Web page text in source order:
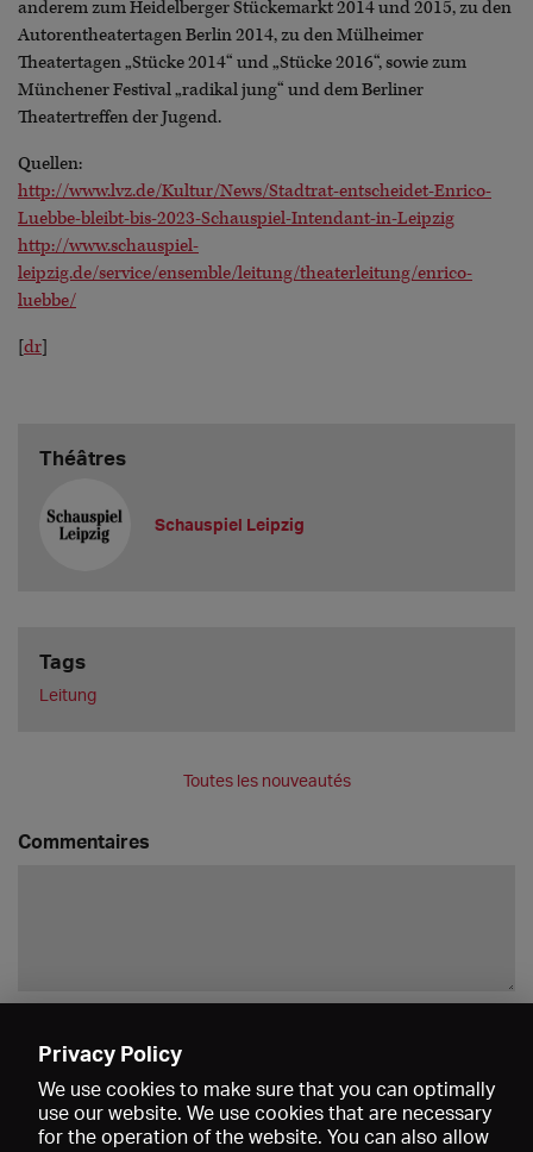
anderem zum Heidelberger Stückemarkt 2014 und 2015, zu den
Autorentheatertagen Berlin 2014, zu den Mülheimer
Theatertagen „Stücke 2014“ und „Stücke 2016“, sowie zum
Münchener Festival „radikal jung“ und dem Berliner
Theatertreffen der Jugend.
Quellen:
http://www.lvz.de/Kultur/News/Stadtrat-entscheidet-Enrico-
Luebbe-bleibt-bis-2023-Schauspiel-Intendant-in-Leipzig
http://www.schauspiel-
leipzig.de/service/ensemble/leitung/theaterleitung/enrico-
luebbe/
[dr]
Théâtres
Schauspiel Leipzig
Tags
Leitung
Toutes les nouveautés
Commentaires
Privacy Policy
We use cookies to make sure that you can optimally
use our website. We use cookies that are necessary
for the operation of the website. You can also allow